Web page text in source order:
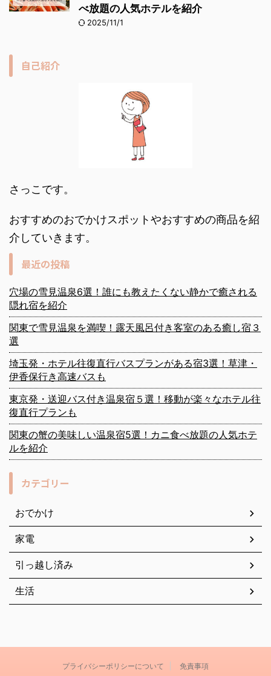
べ放題の人気ホテルを紹介
2025/11/1
自己紹介
さっこです。
おすすめのおでかけスポットやおすすめの商品を紹
介していきます。
最近の投稿
穴場の雪見温泉6選！誰にも教えたくない静かで癒される
隠れ宿を紹介
関東で雪見温泉を満喫！露天風呂付き客室のある癒し宿３
選
埼玉発・ホテル往復直行バスプランがある宿3選！草津・
伊香保行き高速バスも
東京発・送迎バス付き温泉宿５選！移動が楽々なホテル往
復直行プランも
関東の蟹の美味しい温泉宿5選！カニ食べ放題の人気ホテ
ルを紹介
カテゴリー
おでかけ
家電
引っ越し済み
生活
プライバシーポリシーについて 免責事項